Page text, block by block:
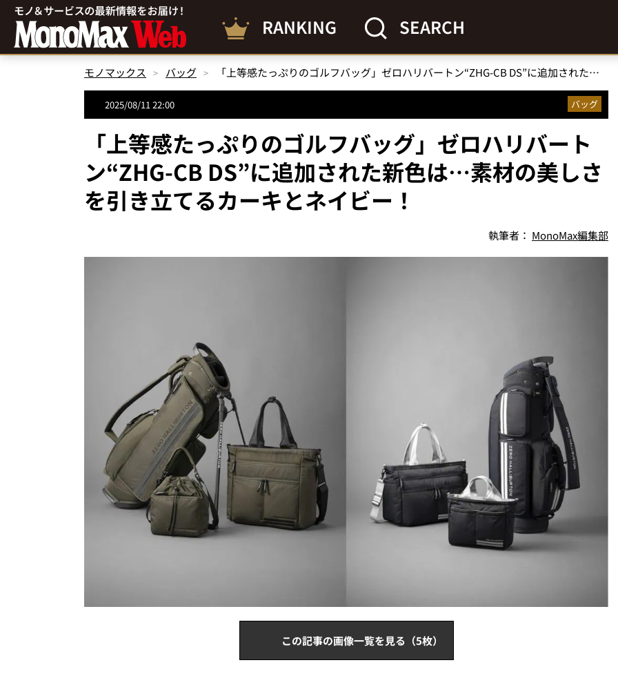
RANKING SEARCH
モノマックス バッグ 「上等感たっぷりのゴルフバッグ」ゼロハリバートン“ZHG-CB DS”に追加された新色は…素材の美しさを引き立てるカーキとネイビー！
2025/08/11 22:00 バッグ
「上等感たっぷりのゴルフバッグ」ゼロハリバート
ン“ZHG-CB DS”に追加された新色は…素材の美しさ
を引き立てるカーキとネイビー！
執筆者： MonoMax編集部
この記事の画像一覧を見る（5枚）